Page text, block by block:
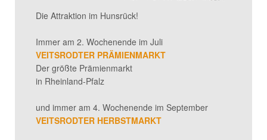
Die Attraktion im Hunsrück!
Immer am 2. Wochenende im Juli
VEITSRODTER PRÄMIENMARKT
Der größte Prämienmarkt
in Rheinland-Pfalz
und immer am 4. Wochenende im September
VEITSRODTER HERBSTMARKT